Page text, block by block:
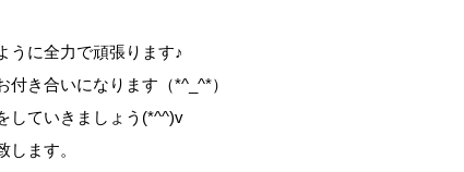
うに全力で頑張ります♪
付き合いになります（*^_^*）
していきましょう(*^^)v
します。